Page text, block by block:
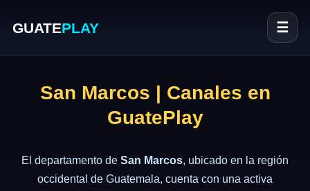
GUATEPLAY ☰
San Marcos | Canales en
GuatePlay
El departamento de San Marcos, ubicado en la región
occidental de Guatemala, cuenta con una activa